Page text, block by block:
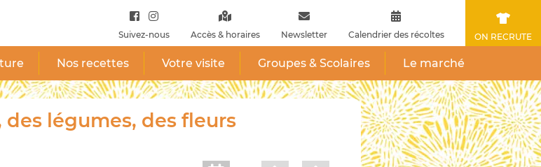
Suivez-nous Accès & horaires Newsletter Calendrier des récoltes ON RECRUTE
Nos recettes Votre visite Groupes & Scolaires Le marché
des légumes, des fleurs